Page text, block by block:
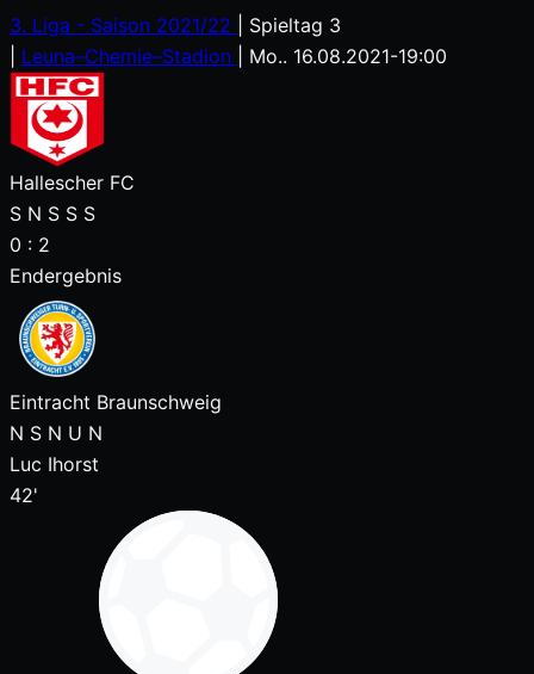
3. Liga - Saison 2021/22
Spieltag 3
Leuna–Chemie–Stadion Mo.. 16.08.2021-19:00
Hallescher FC
S N S S S
0 : 2
Endergebnis
Eintracht Braunschweig
N S N U N
Luc Ihorst
42'